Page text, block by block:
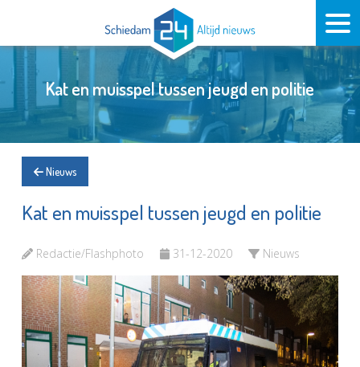
Kat en muisspel tussen jeugd en politie
Nieuws
Kat en muisspel tussen jeugd en politie
Redactie/Flashphoto 31-12-2020 Nieuws